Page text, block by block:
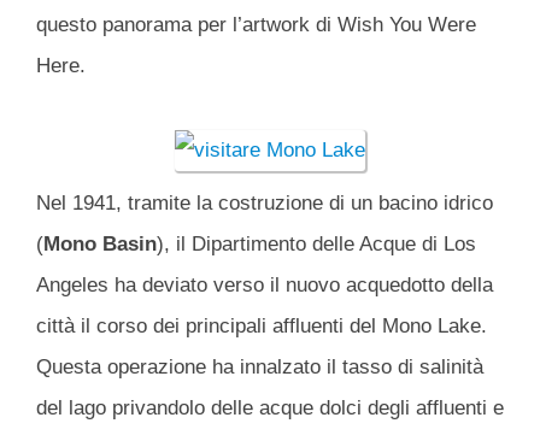
questo panorama per l’artwork di Wish You Were
Here.
Nel 1941, tramite la costruzione di un bacino idrico
(Mono Basin), il Dipartimento delle Acque di Los
Angeles ha deviato verso il nuovo acquedotto della
città il corso dei principali affluenti del Mono Lake.
Questa operazione ha innalzato il tasso di salinità
del lago privandolo delle acque dolci degli affluenti e